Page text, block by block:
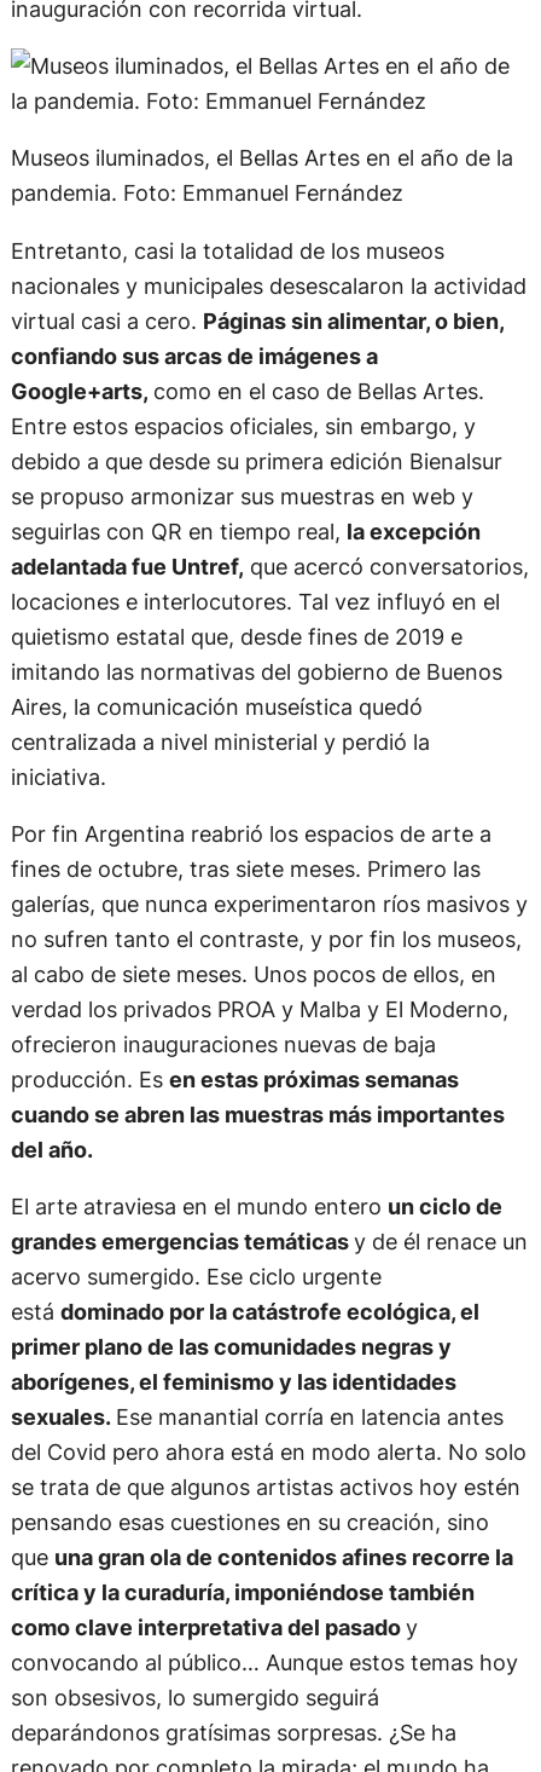
inauguración con recorrida virtual.
Museos iluminados, el Bellas Artes en el año de la
pandemia. Foto: Emmanuel Fernández
Entretanto, casi la totalidad de los museos
nacionales y municipales desescalaron la actividad
virtual casi a cero. Páginas sin alimentar, o bien,
confiando sus arcas de imágenes a
Google+arts, como en el caso de Bellas Artes.
Entre estos espacios oficiales, sin embargo, y
debido a que desde su primera edición Bienalsur
se propuso armonizar sus muestras en web y
seguirlas con QR en tiempo real, la excepción
adelantada fue Untref, que acercó conversatorios,
locaciones e interlocutores. Tal vez influyó en el
quietismo estatal que, desde fines de 2019 e
imitando las normativas del gobierno de Buenos
Aires, la comunicación museística quedó
centralizada a nivel ministerial y perdió la
iniciativa.
Por fin Argentina reabrió los espacios de arte a
fines de octubre, tras siete meses. Primero las
galerías, que nunca experimentaron ríos masivos y
no sufren tanto el contraste, y por fin los museos,
al cabo de siete meses. Unos pocos de ellos, en
verdad los privados PROA y Malba y El Moderno,
ofrecieron inauguraciones nuevas de baja
producción. Es en estas próximas semanas
cuando se abren las muestras más importantes
del año.
El arte atraviesa en el mundo entero un ciclo de
grandes emergencias temáticasy de él renace un
acervo sumergido. Ese ciclo urgente
está dominado por la catástrofe ecológica, el
primer plano de las comunidades negras y
aborígenes, el feminismo y las identidades
sexuales. Ese manantial corría en latencia antes
del Covid pero ahora está en modo alerta. No solo
se trata de que algunos artistas activos hoy estén
pensando esas cuestiones en su creación, sino
que una gran ola de contenidos afines recorre la
crítica y la curaduría, imponiéndose también
como clave interpretativa del pasadoy
convocando al público… Aunque estos temas hoy
son obsesivos, lo sumergido seguirá
deparándonos gratísimas sorpresas. ¿Se ha